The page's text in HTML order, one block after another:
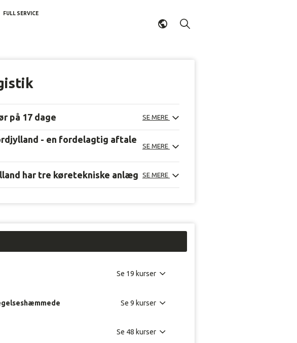
FULL SERVICE
på 17 dage SE MERE
- en fordelagtig aftale
SE MERE
har tre køretekniske anlæg SE MERE